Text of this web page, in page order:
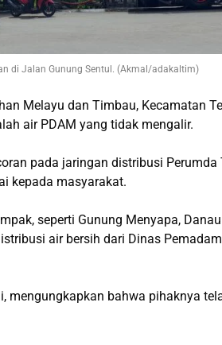
di Jalan Gunung Sentul. (Akmal/adakaltim)
Melayu dan Timbau, Kecamatan
air PDAM yang tidak mengalir.
pada jaringan distribusi
kepada masyarakat.
seperti Gunung Menyapa,
air bersih dari Dinas
mengungkapkan bahwa pihaknya